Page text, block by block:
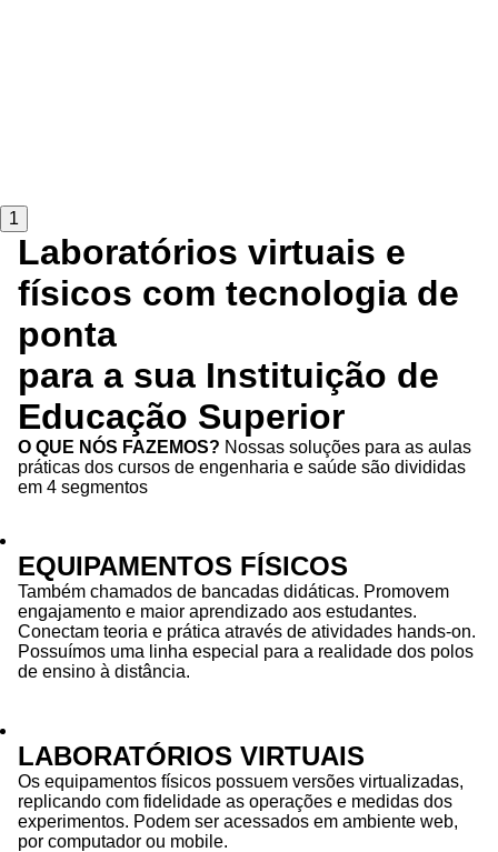
1
Laboratórios virtuais e
físicos com tecnologia de
ponta
para a sua Instituição de
Educação Superior
O QUE NÓS FAZEMOS? Nossas soluções para as aulas
práticas dos cursos de engenharia e saúde são divididas
em 4 segmentos
EQUIPAMENTOS FÍSICOS
Também chamados de bancadas didáticas. Promovem
engajamento e maior aprendizado aos estudantes.
Conectam teoria e prática através de atividades hands-on.
Possuímos uma linha especial para a realidade dos polos
de ensino à distância.
LABORATÓRIOS VIRTUAIS
Os equipamentos físicos possuem versões virtualizadas,
replicando com fidelidade as operações e medidas dos
experimentos. Podem ser acessados em ambiente web,
por computador ou mobile.